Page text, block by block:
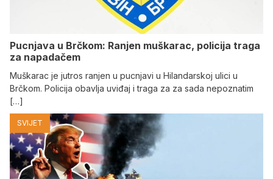
Pucnjava u Brčkom: Ranjen muškarac, policija traga
za napadačem
Muškarac je jutros ranjen u pucnjavi u Hilandarskoj ulici u
Brčkom. Policija obavlja uviđaj i traga za za sada nepoznatim
[…]
SVIJET